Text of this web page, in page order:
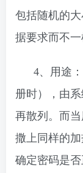
包括随机的
据要求而不一
4、用途
册时），由
再散列。而
撒上同样的
确定密码是否